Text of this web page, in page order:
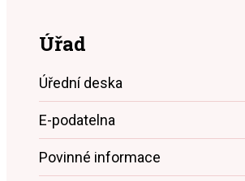
Úřad
Úřední deska
E-podatelna
Povinné informace